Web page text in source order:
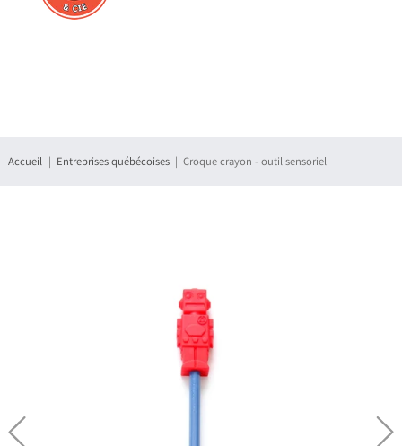
Accueil Entreprises québécoises Croque crayon - outil sensoriel